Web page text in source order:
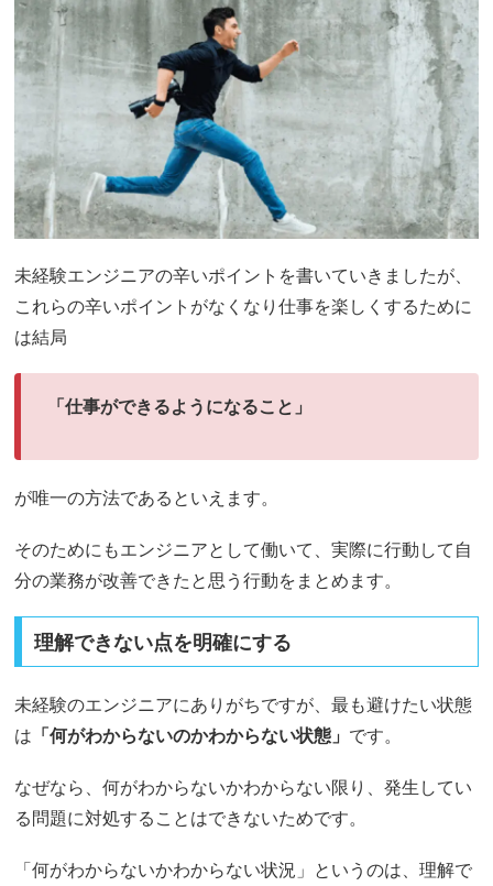
未経験エンジニアの辛いポイントを書いていきましたが、
これらの辛いポイントがなくなり仕事を楽しくするために
は結局
「仕事ができるようになること」
が唯一の方法であるといえます。
そのためにもエンジニアとして働いて、実際に行動して自
分の業務が改善できたと思う行動をまとめます。
理解できない点を明確にする
未経験のエンジニアにありがちですが、最も避けたい状態
は 「何がわからないのかわからない状態」 です。
なぜなら、何がわからないかわからない限り、発生してい
る問題に対処することはできないためです。
「何がわからないかわからない状況」というのは、理解で